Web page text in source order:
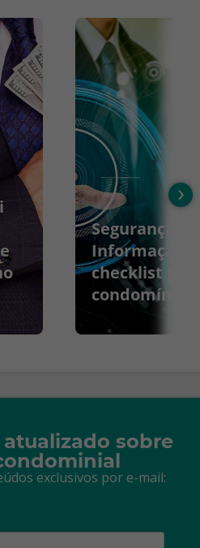
Segurança da
Informação:
checklist
condomínios
›
sobre
exclusivos por e-mail: